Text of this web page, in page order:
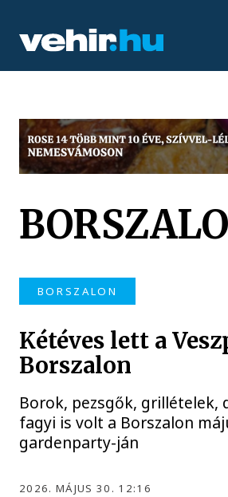
BORSZALON
Kétéves lett a
Borszalon
Borok, pezsgők, grillételek,
fagyi is volt a Borszalon
gardenparty-ján
2026. MÁJUS 30. 12:16